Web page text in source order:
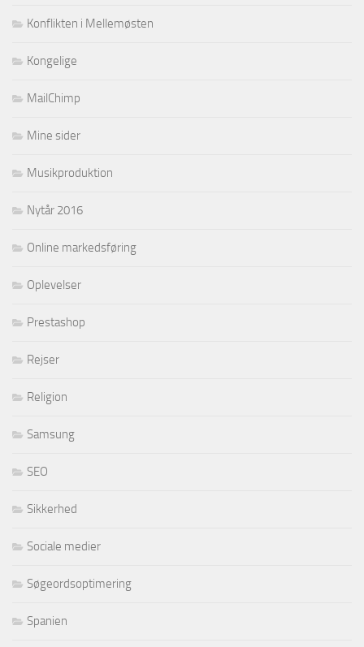
Konflikten i Mellemøsten
Kongelige
MailChimp
Mine sider
Musikproduktion
Nytår 2016
Online markedsføring
Oplevelser
Prestashop
Rejser
Religion
Samsung
SEO
Sikkerhed
Sociale medier
Søgeordsoptimering
Spanien